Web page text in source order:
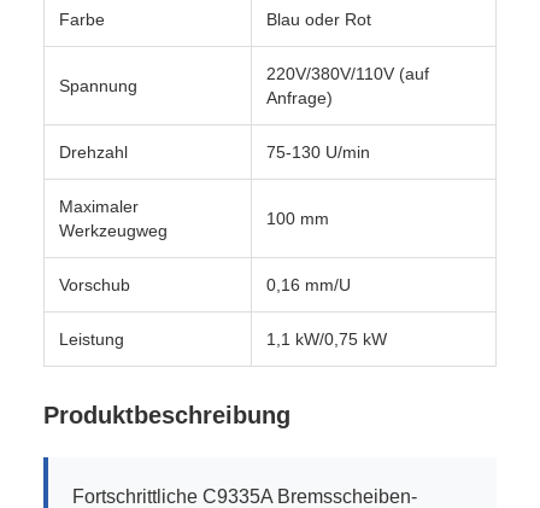
Farbe Blau oder Rot
Spannung
220V/380V/110V (auf
Anfrage)
Drehzahl 75-130 U/min
Maximaler
Werkzeugweg
100 mm
Vorschub 0,16 mm/U
Leistung 1,1 kW/0,75 kW
Produktbeschreibung
Fortschrittliche C9335A Bremsscheiben-